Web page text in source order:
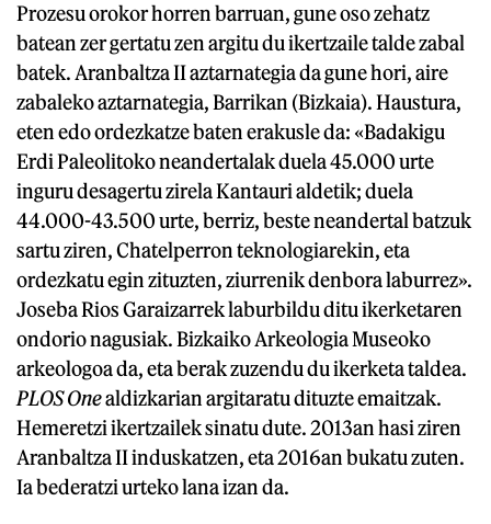
Prozesu orokor horren barruan, gune oso zehatz
batean zer gertatu zen argitu du ikertzaile talde zabal
batek. Aranbaltza II aztarnategia da gune hori, aire
zabaleko aztarnategia, Barrikan (Bizkaia). Haustura,
eten edo ordezkatze baten erakusle da: «Badakigu
Erdi Paleolitoko neandertalak duela 45.000 urte
inguru desagertu zirela Kantauri aldetik; duela
44.000-43.500 urte, berriz, beste neandertal batzuk
sartu ziren, Chatelperron teknologiarekin, eta
ordezkatu egin zituzten, ziurrenik denbora laburrez».
Joseba Rios Garaizarrek laburbildu ditu ikerketaren
ondorio nagusiak. Bizkaiko Arkeologia Museoko
arkeologoa da, eta berak zuzendu du ikerketa taldea.
PLOS Onealdizkarian argitaratu dituzte emaitzak.
Hemeretzi ikertzailek sinatu dute. 2013an hasi ziren
Aranbaltza II induskatzen, eta 2016an bukatu zuten.
Ia bederatzi urteko lana izan da.